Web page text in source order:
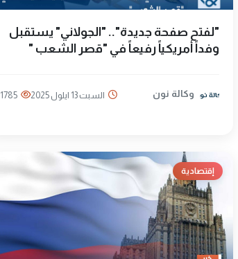
"لفتح صفحة جديدة".. "الجولاني" يستقبل
وفداً أمريكياً رفيعاً في "قصر الشعب "
وكالة نون السبت 13 ايلول 2025 1785
إقتصادية